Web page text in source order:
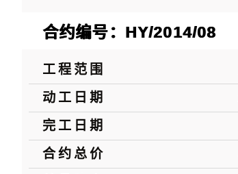
合约编号：HY/2014/08
工程范围
动工日期
完工日期
合约总价